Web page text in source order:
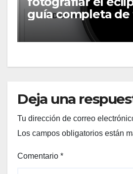
guía completa de
Deja una
Tu dirección de correo
Los campos obligatorios están
Comentario *